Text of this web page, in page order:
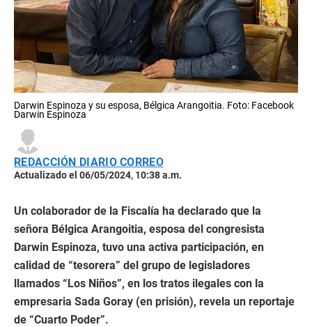
Darwin Espinoza y su esposa, Bélgica Arangoitia. Foto: Facebook
Darwin Espinoza
REDACCIÓN DIARIO CORREO
Actualizado el 06/05/2024, 10:38 a.m.
Un colaborador de la Fiscalía ha declarado que la
señora Bélgica Arangoitia, esposa del congresista
Darwin Espinoza, tuvo una activa participación, en
calidad de “tesorera” del grupo de legisladores
llamados “Los Niños”, en los tratos ilegales con la
empresaria Sada Goray (en prisión), revela un reportaje
de “Cuarto Poder”.